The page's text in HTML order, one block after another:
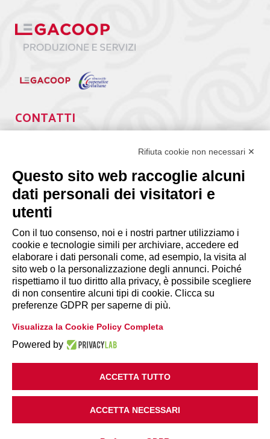
CONTATTI
segreteria@lps.coop
INFORMAZIONI
Disclaimer
Privacy Policy
Cookie Policy|Modifica preferenze
Rifiuta cookie non necessari ✕
Questo sito web raccoglie alcuni
dati personali dei visitatori e
utenti
Con il tuo consenso, noi e i nostri partner utilizziamo i
cookie e tecnologie simili per archiviare, accedere ed
elaborare i dati personali come, ad esempio, la visita al
sito web o la personalizzazione degli annunci. Poiché
rispettiamo il tuo diritto alla privacy, è possibile scegliere
di non consentire alcuni tipi di cookie. Clicca su
preferenze GDPR per saperne di più.
Visualizza la Cookie Policy Completa
Powered by
ACCETTA TUTTO
ACCETTA NECESSARI